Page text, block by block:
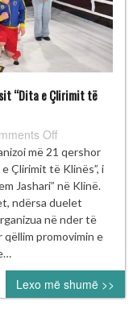
“Dita e Çlirimit të
Offon
U
mbajt
me
sukses
turneu
tradicional
boksit
“Dita
e
më 21 qershor
Çlirimit të Klinës”, i
Jashari” në Klinë.
ndërsa duelet
në nder të
promovimin e
Lexo më shumë >>